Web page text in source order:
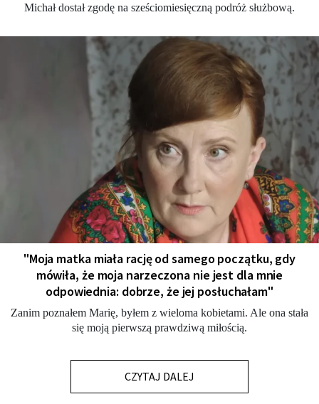
Michał dostał zgodę na sześciomiesięczną podróż służbową.
"Moja matka miała rację od samego początku, gdy
mówiła, że moja narzeczona nie jest dla mnie
odpowiednia: dobrze, że jej posłuchałam"
Zanim poznałem Marię, byłem z wieloma kobietami. Ale ona stała
się moją pierwszą prawdziwą miłością.
CZYTAJ DALEJ